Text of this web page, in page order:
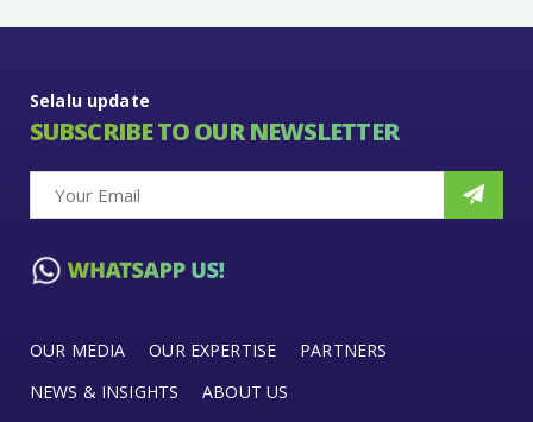
Selalu update
SUBSCRIBE TO OUR NEWSLETTER
OUR MEDIA OUR EXPERTISE
PARTNERS
NEWS & INSIGHTS
ABOUT US